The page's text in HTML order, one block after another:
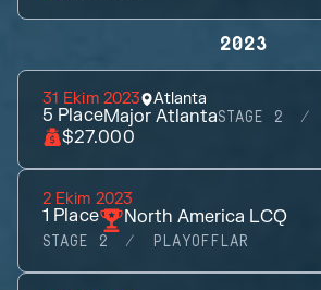
2023
31 Ekim 2023 Atlanta
5 PlaceMajor AtlantaSTAGE 2
$27.000
2 Ekim 2023
1 Place North America LCQ
STAGE 2 PLAYOFFLAR